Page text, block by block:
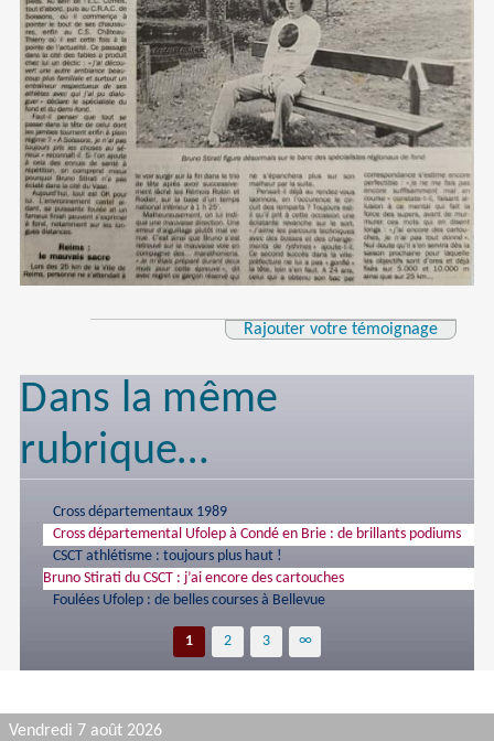
Rajouter votre témoignage
Dans la même
rubrique…
Cross départementaux 1989
Cross départemental Ufolep à Condé en Brie : de brillants podiums
CSCT athlétisme : toujours plus haut !
Bruno Stirati du CSCT : j’ai encore des cartouches
Foulées Ufolep : de belles courses à Bellevue
1 2 3 ∞
Vendredi 7 août 2026